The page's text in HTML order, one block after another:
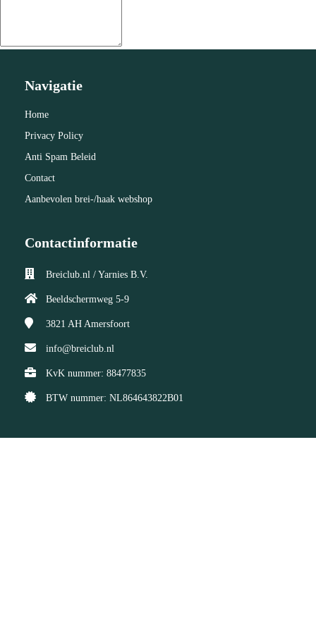
Navigatie
Home
Privacy Policy
Anti Spam Beleid
Contact
Aanbevolen brei-/haak webshop
Contactinformatie
Breiclub.nl / Yarnies B.V.
Beeldschermweg 5-9
3821 AH Amersfoort
info@breiclub.nl
KvK nummer: 88477835
BTW nummer: NL864643822B01